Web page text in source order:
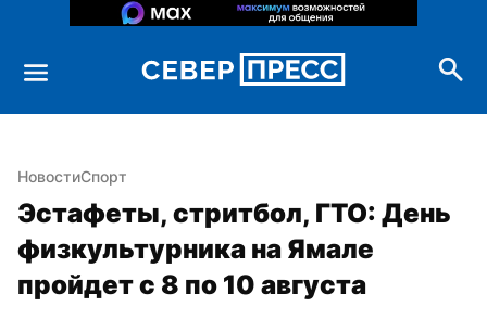
НовостиСпорт
Эстафеты, стритбол, ГТО: День
физкультурника на Ямале
пройдет с 8 по 10 августа